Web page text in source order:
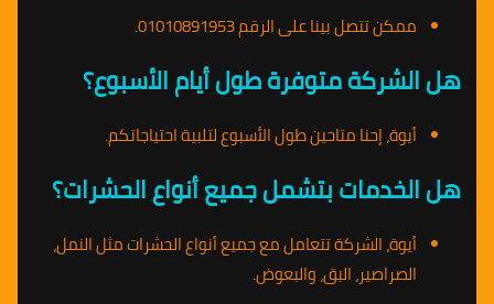
ممكن تتصل بينا على الرقم 01010891953.
هل الشركة متوفرة طول أيام الأسبوع؟
أيوة، إحنا متاحين طول الأسبوع لتلبية احتياجاتكم.
هل الخدمات بتشمل جميع أنواع الحشرات؟
أيوة، الشركة تتعامل مع جميع أنواع الحشرات مثل النمل،
الصراصير، البق، والبعوض.